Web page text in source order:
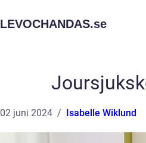
LEVOCHANDAS.se
02 juni 2024 Isabelle Wiklund